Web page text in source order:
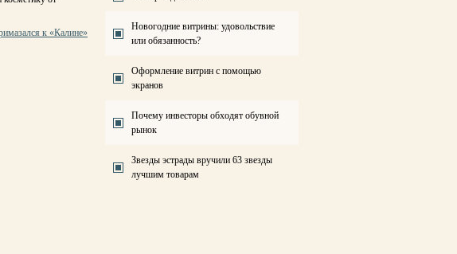
к «Калине»
Новогодние витрины: удовольствие
или обязанность?
Оформление витрин с помощью
экранов
Почему инвесторы обходят обувной
рынок
Звезды эстрады вручили 63 звезды
лучшим товарам